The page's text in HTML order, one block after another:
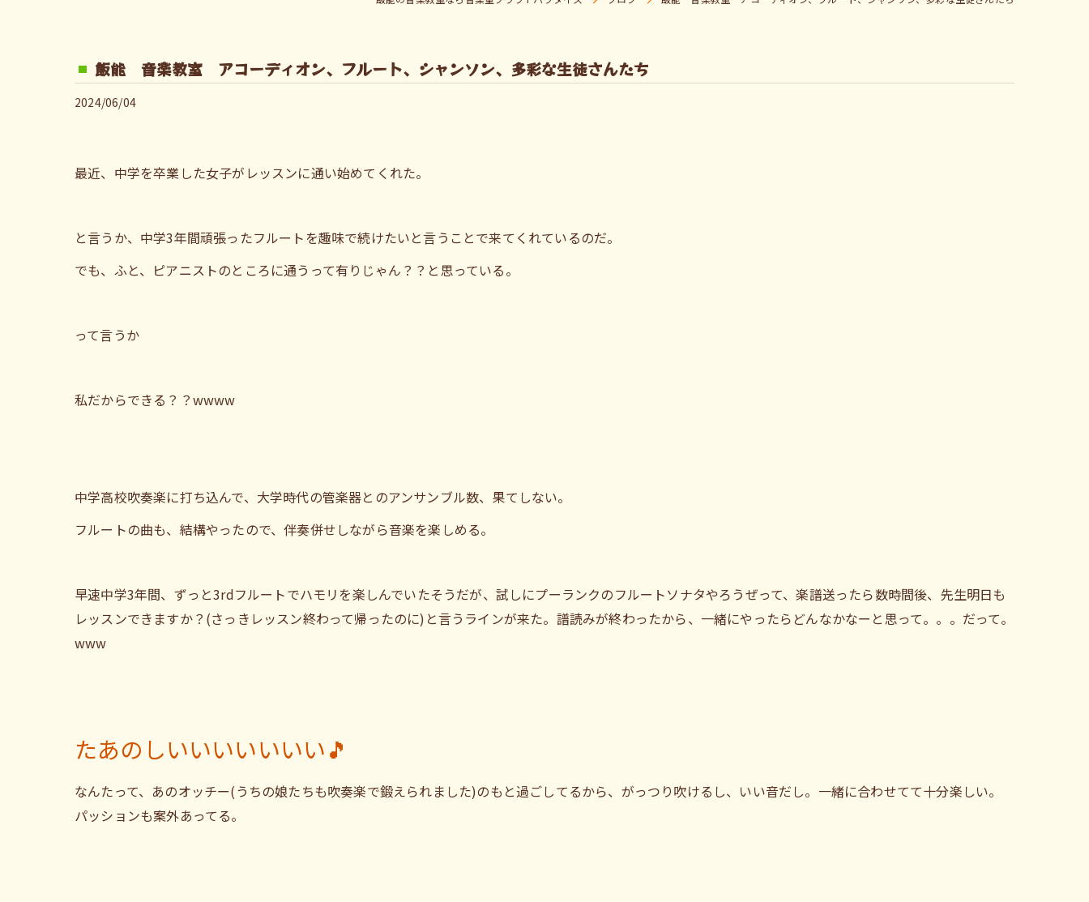
飯能 音楽教室 アコーディオン、フルート、シャンソン、多彩な生徒さんたち
2024/06/04
最近、中学を卒業した女子がレッスンに通い始めてくれた。
と言うか、中学3年間頑張ったフルートを趣味で続けたいと言うことで来てくれているのだ。
でも、ふと、ピアニストのところに通うって有りじゃん？？と思っている。
って言うか
私だからできる？？wwww
中学高校吹奏楽に打ち込んで、大学時代の管楽器とのアンサンブル数、果てしない。
フルートの曲も、結構やったので、伴奏併せしながら音楽を楽しめる。
早速中学3年間、ずっと3rdフルートでハモリを楽しんでいたそうだが、試しにプーランクのフルートソナタやろうぜって、楽譜送ったら数時間後、先生明日も
レッスンできますか？(さっきレッスン終わって帰ったのに)と言うラインが来た。譜読みが終わったから、一緒にやったらどんなかなーと思って。。。だって。
www
たあのしいいいいいいい🎵
なんたって、あのオッチー(うちの娘たちも吹奏楽で鍛えられました)のもと過ごしてるから、がっつり吹けるし、いい音だし。一緒に合わせてて十分楽しい。
パッションも案外あってる。